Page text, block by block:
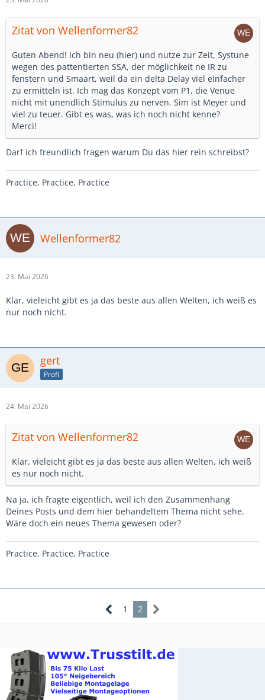
Zitat von Wellenformer82
Guten Abend! Ich bin neu (hier) und nutze zur Zeit, Systune
wegen des pattentierten SSA, der möglichkeit ne IR zu
fenstern und Smaart, weil da ein delta Delay viel einfacher
zu ermitteln ist. Ich mag das Konzept vom P1, die Venue
nicht mit unendlich Stimulus zu nerven. Sim ist Meyer und
viel zu teuer. Gibt es was, was ich noch nicht kenne?
Merci!
Darf ich freundlich fragen warum Du das hier rein schreibst?
Practice, Practice, Practice
Wellenformer82
23. Mai 2026
Klar, vieleicht gibt es ja das beste aus allen Welten, ich weiß es
nur noch nicht.
gert
Profi
24. Mai 2026
Zitat von Wellenformer82
Klar, vieleicht gibt es ja das beste aus allen Welten, ich weiß
es nur noch nicht.
Na ja, ich fragte eigentlich, weil ich den Zusammenhang
Deines Posts und dem hier behandeltem Thema nicht sehe.
Wäre doch ein neues Thema gewesen oder?
Practice, Practice, Practice
1 2